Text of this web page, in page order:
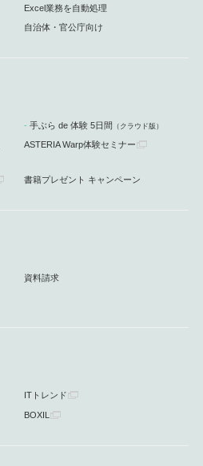
Excel業務を自動処理
自治体・官公庁向け
手ぶら de 体験 5日間 （クラウド版）
ASTERIA Warp体験セミナー
書籍プレゼント キャンペーン
資料請求
ITトレンド
BOXIL